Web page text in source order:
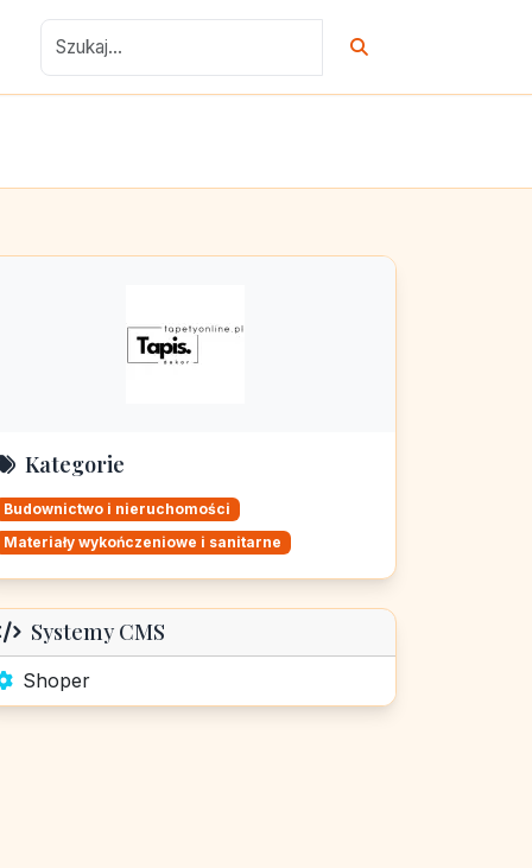
Kategorie
Budownictwo i nieruchomości
Materiały wykończeniowe i sanitarne
Systemy CMS
Shoper